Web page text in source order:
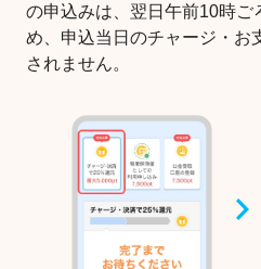
の申込みは、翌日午前10時ご
め、申込当日のチャージ・お
されません。